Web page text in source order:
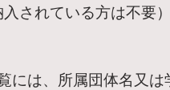
されている方は不要
は、所属団体名又は